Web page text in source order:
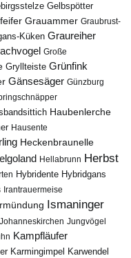
Gelbspötter
Grauammer Graubrust-
Küken Graureiher
Große
Gryllteiste Grünfink
Gänsesäger Günzburg
Haubenlerche
Hausente
Heckenbraunelle
Hellabrunn Herbst
Hybridente Hybridgans
Irantrauermeise
Ismaninger
Johanneskirchen Jungvögel
Kampfläufer
Karmingimpel Karwendel